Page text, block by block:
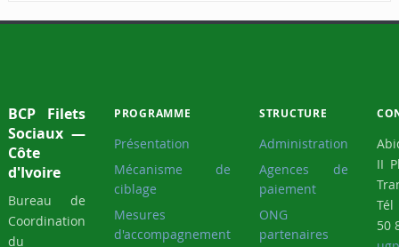
BCP Filets
Sociaux —
Côte
d'Ivoire
Bureau de
Coordination
du
PROGRAMME
Présentation
Mécanisme de
ciblage
Mesures
d'accompagnement
STRUCTURE
Administration
Agences de
paiement
ONG
partenaires
II
50